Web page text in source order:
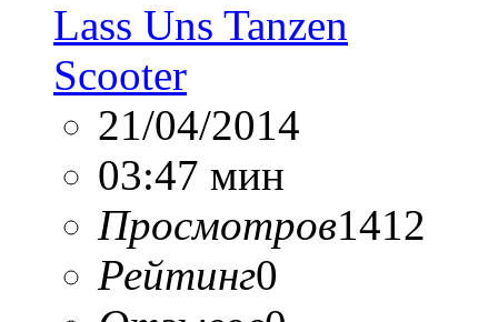
Lass Uns Tanzen
Scooter
21/04/2014
03:47 мин
Просмотров1412
Рейтинг0